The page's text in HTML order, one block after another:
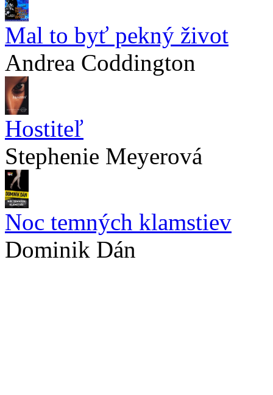
Mal to byť pekný život
Andrea Coddington
Hostiteľ
Stephenie Meyerová
Noc temných klamstiev
Dominik Dán